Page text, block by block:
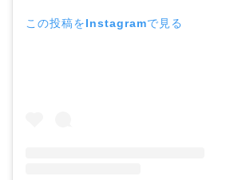
この投稿をInstagramで見る